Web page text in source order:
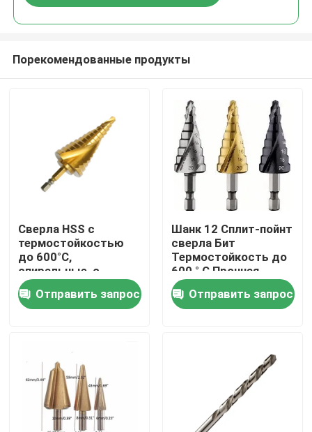
Продукты
О нас
Порекомендованные продукты
Сверла HSS с
термостойкостью
до 600°C,
спиральные, с
титановым
покрытием, буровые
инструменты,
Отправить запрос
Шанк 12 Сплит-пойнт
сверла Бит
Термостойкость до
600 ° C Прочная
конструкция для
долгосрочных
промышленных
Отправить запрос